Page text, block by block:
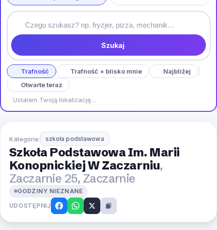
Szukaj
Trafność Trafność + blisko mnie
Najbliżej
Otwarte teraz
Ustalam Twoją lokalizację…
Kategorie: szkoła podstawowa
Szkoła Podstawowa Im. Marii
Konopnickiej W Zaczarniu,
Zaczarnie 25, Zaczarnie
GODZINY NIEZNANE
UDOSTĘPNIJ